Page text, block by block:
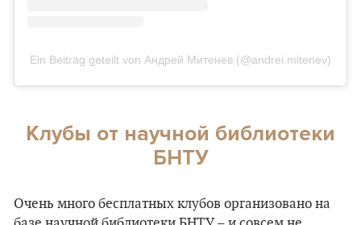
Ein Beitrag geteilt von Андрей Митенев (@andrei.mitenev)
Клубы от научной библиотеки
БНТУ
Очень много бесплатных клубов организовано на